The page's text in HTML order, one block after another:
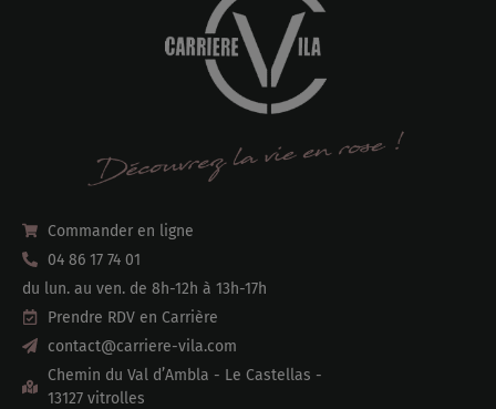
Commander en ligne
04 86 17 74 01
du lun. au ven. de 8h-12h à 13h-17h
Prendre RDV en Carrière
contact@carriere-vila.com
Chemin du Val d’Ambla - Le Castellas -
13127 vitrolles